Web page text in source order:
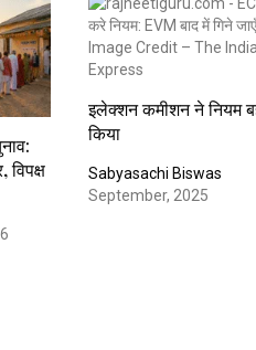
विपक्ष
इलेक्शन कमीशन ने नियम
किया
Sabyasachi Biswas
September, 2025